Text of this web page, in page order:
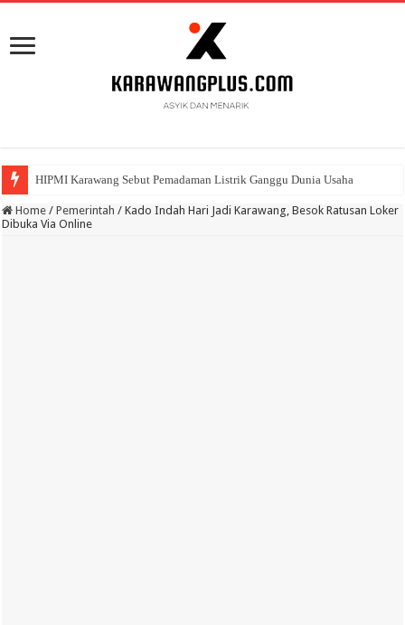
HIPMI Karawang Sebut Pemadaman Listrik Ganggu Dunia Usaha
BPK Ganjar WTP ke 11 Pada Laporan Keuangan Pemda Karawang
Home / Pemerintah / Kado Indah Hari Jadi Karawang, Besok Ratusan Loker
Dibuka Via Online